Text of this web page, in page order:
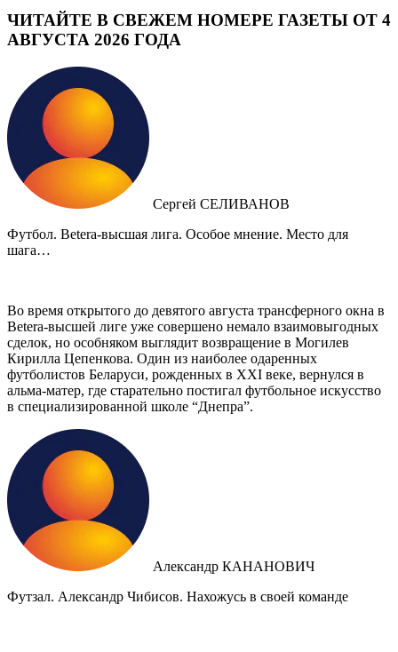
ЧИТАЙТЕ В СВЕЖЕМ НОМЕРЕ ГАЗЕТЫ ОТ 4
АВГУСТА 2026 ГОДА
Сергей СЕЛИВАНОВ
Футбол. Betera-высшая лига. Особое мнение. Место для
шага…
Во время открытого до девятого августа трансферного окна в
Betera-высшей лиге уже совершено немало взаимовыгодных
сделок, но особняком выглядит возвращение в Могилев
Кирилла Цепенкова. Один из наиболее одаренных
футболистов Беларуси, рожденных в XXI веке, вернулся в
альма-матер, где старательно постигал футбольное искусство
в специализированной школе “Днепра”.
Александр КАНАНОВИЧ
Футзал. Александр Чибисов. Нахожусь в своей команде